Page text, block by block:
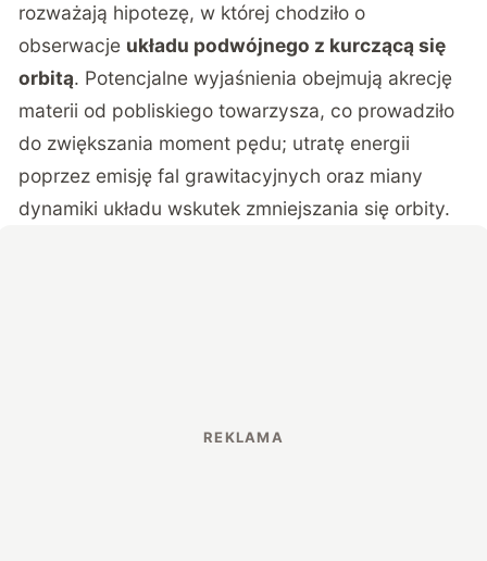
rozważają hipotezę, w której chodziło o
obserwacje układu podwójnego z kurczącą się
orbitą. Potencjalne wyjaśnienia obejmują akrecję
materii od pobliskiego towarzysza, co prowadziło
do zwiększania moment pędu; utratę energii
poprzez emisję fal grawitacyjnych oraz miany
dynamiki układu wskutek zmniejszania się orbity.